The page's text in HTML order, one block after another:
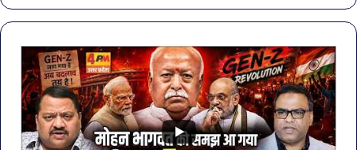
पहली
बैठक,
का
बड़ा
कदम
करें
ये